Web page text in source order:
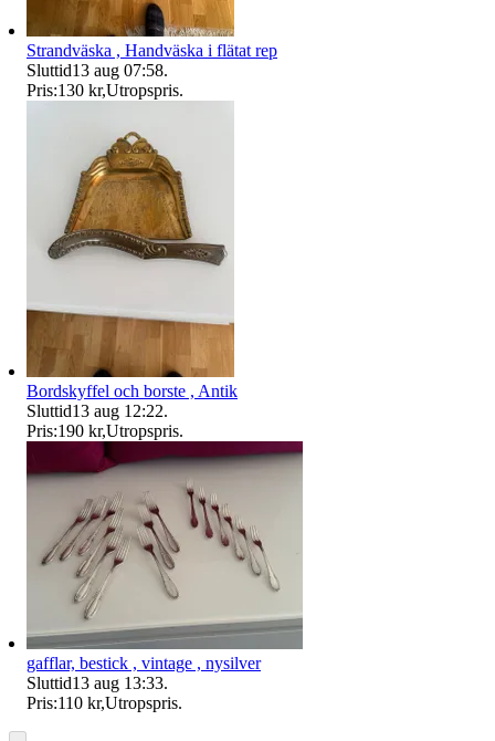
Strandväska , Handväska i flätat rep
Sluttid13 aug 07:58.
Pris:130 kr,Utropspris.
Bordskyffel och borste , Antik
Sluttid13 aug 12:22.
Pris:190 kr,Utropspris.
gafflar, bestick , vintage , nysilver
Sluttid13 aug 13:33.
Pris:110 kr,Utropspris.